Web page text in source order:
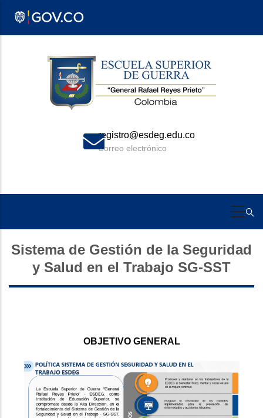
Sistema de Gestión de la Seguridad
y Salud en el Trabajo SG-SST
OBJETIVO GENERAL